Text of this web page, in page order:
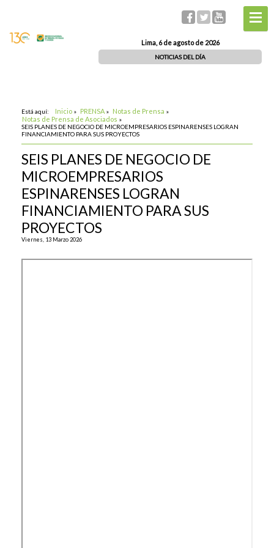
Lima, 6 de agosto de 2026
NOTICIAS DEL DÍA
Está aquí: Inicio » PRENSA » Notas de Prensa »
Notas de Prensa de Asociados »
SEIS PLANES DE NEGOCIO DE MICROEMPRESARIOS ESPINARENSES LOGRAN
FINANCIAMIENTO PARA SUS PROYECTOS
SEIS PLANES DE NEGOCIO DE
MICROEMPRESARIOS
ESPINARENSES LOGRAN
FINANCIAMIENTO PARA SUS
PROYECTOS
Viernes, 13 Marzo 2026